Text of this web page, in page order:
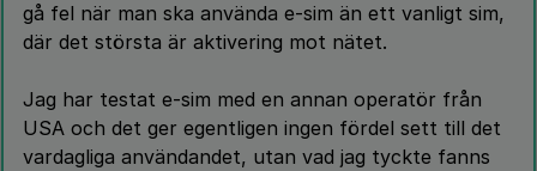
gå fel när man ska använda e-sim än ett vanligt sim,
där det största är aktivering mot nätet.
Jag har testat e-sim med en annan operatör från
USA och det ger egentligen ingen fördel sett till det
vardagliga användandet, utan vad jag tyckte fanns